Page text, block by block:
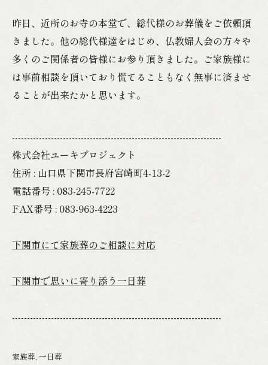
昨日、近所のお寺の本堂で、総代様のお葬儀をご依頼頂
きました。他の総代様達をはじめ、仏教婦人会の方々や
多くのご関係者の皆様にお参り頂きました。ご家族様に
は事前相談を頂いており慌てることもなく無事に済ませ
ることが出来たかと思います。
----------------------------------------------------------------------
株式会社ユーキプロジェクト
住所 : 山口県下関市長府宮崎町4-13-2
電話番号 : 083-245-7722
FAX番号 : 083-963-4223
下関市にて家族葬のご相談に対応
下関市で思いに寄り添う一日葬
----------------------------------------------------------------------
家族葬 一日葬